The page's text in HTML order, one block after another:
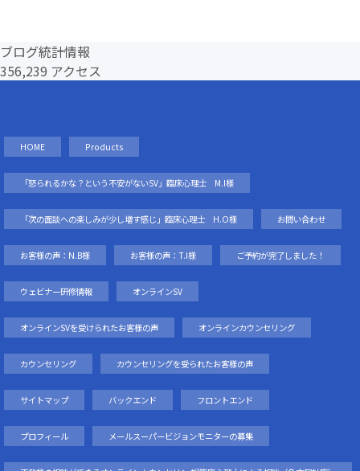
ブログ統計情報
356,239 アクセス
HOME Products
「怒られるかな？という不安がないSV」臨床心理士 M.I様
「次の面談への楽しみが少し増す感じ」臨床心理士 H.O様 お問い合わせ
お客様の声：N.B様 お客様の声：T.I様 ご予約が完了しました！
ウェビナー研修情報 オンラインSV
オンラインSVを受けられたお客様の声 オンラインカウンセリング
カウンセリング カウンセリングを受られたお客様の声
サイトマップ バックエンド フロントエンド
プロフィール メールスーパービジョンモニターの募集